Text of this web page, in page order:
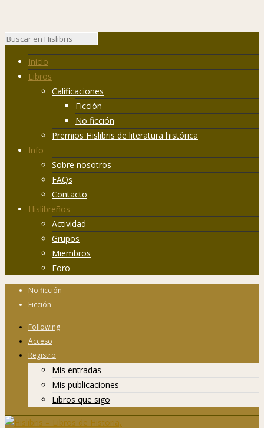
Inicio
Libros
Calificaciones
Ficción
No ficción
Premios Hislibris de literatura histórica
Info
Sobre nosotros
FAQs
Contacto
Hislibreños
Actividad
Grupos
Miembros
Foro
No ficción
Ficción
Following
Acceso
Registro
Mis entradas
Mis publicaciones
Libros que sigo